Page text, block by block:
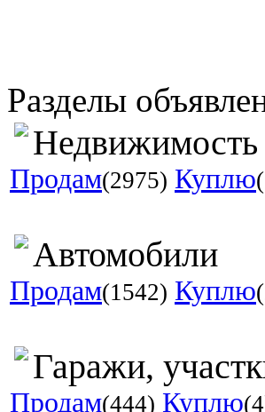
Разделы
Недвижимость
Продам(2975) Куплю
Автомобили
Продам(1542) Куплю
Гаражи,
Продам(444) Куплю